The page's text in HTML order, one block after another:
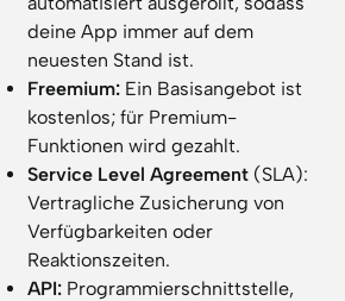
deine App immer auf dem
neuesten Stand ist.
Freemium:Ein Basisangebot ist
kostenlos; für Premium-
Funktionen wird gezahlt.
Service Level Agreement (SLA):
Vertragliche Zusicherung von
Verfügbarkeiten oder
Reaktionszeiten.
API:Programmierschnittstelle,